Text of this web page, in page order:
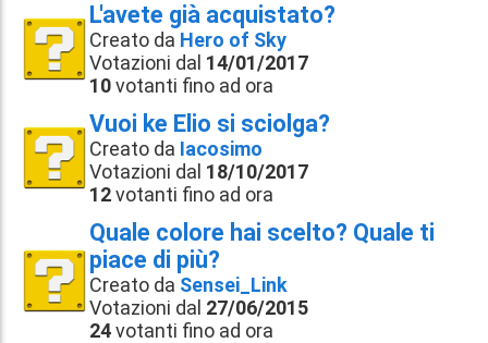
L'avete già acquistato?
Creato da Hero of Sky
Votazioni dal 14/01/2017
10votanti fino ad ora
Vuoi ke Elio si sciolga?
Creato da Iacosimo
Votazioni dal 18/10/2017
12votanti fino ad ora
Quale colore hai scelto? Quale ti
piace di più?
Creato da Sensei_Link
Votazioni dal 27/06/2015
24votanti fino ad ora